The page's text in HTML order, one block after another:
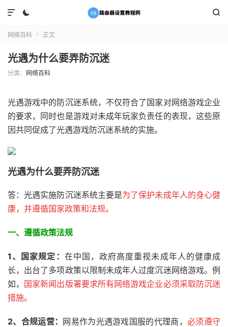
 

网络百科  正文
光遇为什么要弄防沉迷
分类： 网络百科
光遇游戏中的防沉迷系统，不仅符合了国家对网络游戏企业
的要求，同时也是游戏对未成年玩家负责任的表现，这些原
因共同促成了光遇游戏防沉迷系统的实施。
光遇为什么要弄防沉迷
答：光遇实施防沉迷系统主要是为了保护未成年人的身心健
康，并遵循国家政策和法规。
一、遵循政策法规
1、国家规定： 在中国，政府高度重视未成年人的健康成
长，出台了多项政策以限制未成年人过度沉迷网络游戏。例
如， 国家新闻出版署要求所有网络游戏企业必须采取防沉迷
措施。
2、 合规运营： 网易作为光遇游戏国服的代理商，必须遵守